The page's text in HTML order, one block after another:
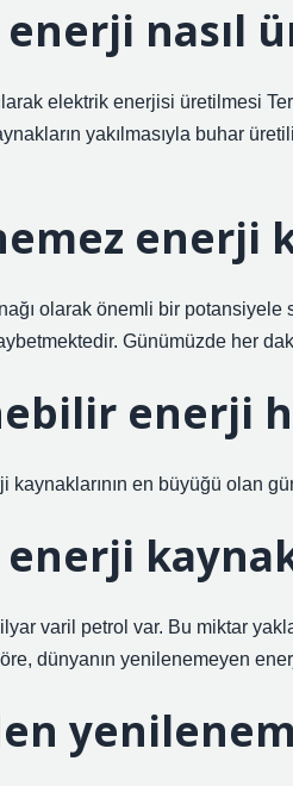
nasıl
elektrik enerjisi üretilmesi
yakılmasıyla buhar
enerji
olarak önemli bir potansiyele
Günümüzde her
enerji
en büyüğü olan
varil petrol var. Bu miktar
dünyanın yenilenemeyen